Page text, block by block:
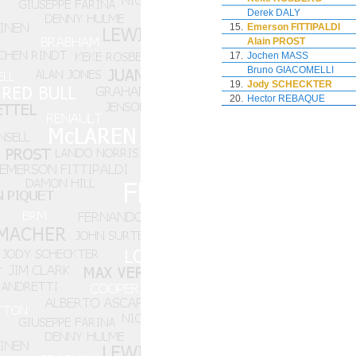
Derek DALY
15. Emerson FITTIPALDI
Alain PROST
17. Jochen MASS
Bruno GIACOMELLI
19. Jody SCHECKTER
20. Hector REBAQUE